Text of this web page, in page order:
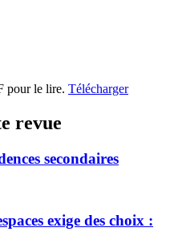
pour le lire. Télécharger
revue
secondaires
exige des choix :